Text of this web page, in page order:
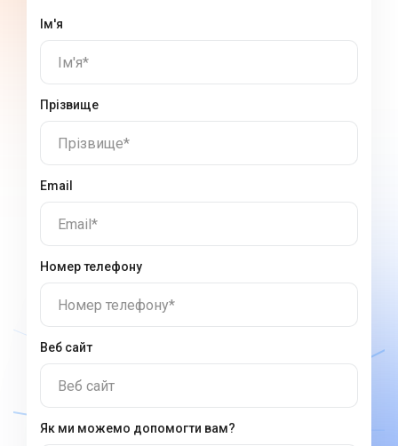
Ім'я
Ім'я*
Прізвище
Прізвище*
Email
Email*
Номер телефону
Номер телефону*
Веб сайт
Веб сайт
Як ми можемо допомогти вам?